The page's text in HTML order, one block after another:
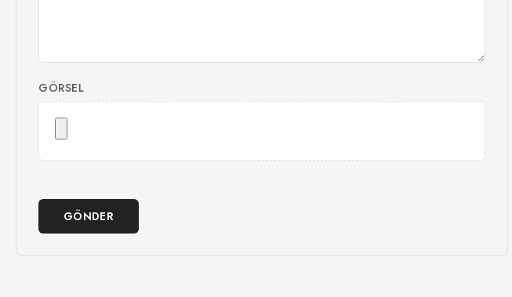
GÖRSEL
GÖNDER